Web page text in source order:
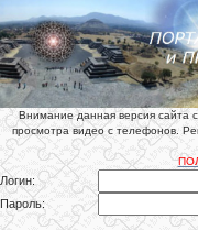
Внимание данная версия сайта
просмотра видео с телефонов.
Логин:
Пароль: